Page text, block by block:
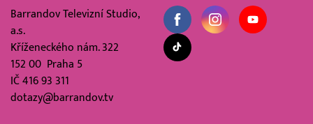
Barrandov Televizní Studio,
a.s.
Kříženeckého nám. 322
152 00 Praha 5
IČ 416 93 311
dotazy@barrandov.tv